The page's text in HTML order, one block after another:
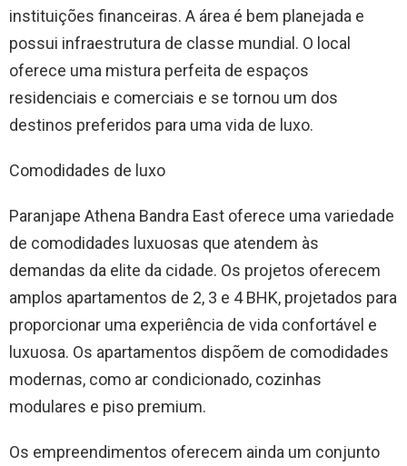
instituições financeiras. A área é bem planejada e
possui infraestrutura de classe mundial. O local
oferece uma mistura perfeita de espaços
residenciais e comerciais e se tornou um dos
destinos preferidos para uma vida de luxo.
Comodidades de luxo
Paranjape Athena Bandra East oferece uma variedade
de comodidades luxuosas que atendem às
demandas da elite da cidade. Os projetos oferecem
amplos apartamentos de 2, 3 e 4 BHK, projetados para
proporcionar uma experiência de vida confortável e
luxuosa. Os apartamentos dispõem de comodidades
modernas, como ar condicionado, cozinhas
modulares e piso premium.
Os empreendimentos oferecem ainda um conjunto